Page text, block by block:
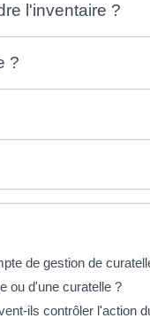
l'inventaire ?
?
de gestion de
ou d'une curatelle ?
ils contrôler l'action